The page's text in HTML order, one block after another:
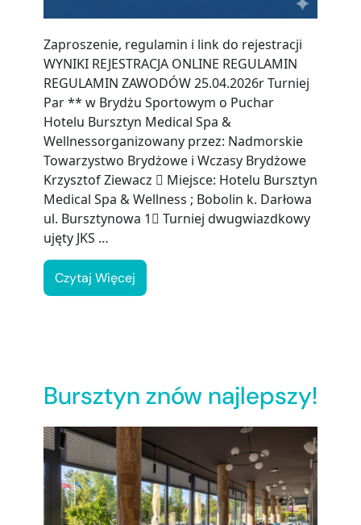
Zaproszenie, regulamin i link do rejestracji
WYNIKI REJESTRACJA ONLINE REGULAMIN
REGULAMIN ZAWODÓW 25.04.2026r Turniej
Par ** w Brydżu Sportowym o Puchar
Hotelu Bursztyn Medical Spa &
Wellnessorganizowany przez: Nadmorskie
Towarzystwo Brydżowe i Wczasy Brydżowe
Krzysztof Ziewacz  Miejsce: Hotelu Bursztyn
Medical Spa & Wellness ; Bobolin k. Darłowa
ul. Bursztynowa 1 Turniej dwugwiazdkowy
ujęty JKS …
Czytaj Więcej
Bursztyn znów najlepszy!